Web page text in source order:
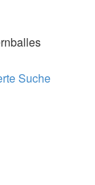
Suche